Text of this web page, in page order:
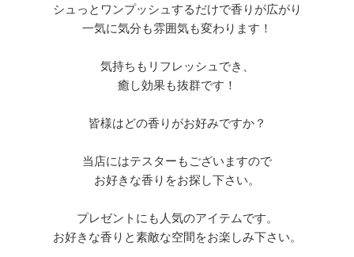
シュっとワンプッシュするだけで香りが広がり
一気に気分も雰囲気も変わります！
気持ちもリフレッシュでき、
癒し効果も抜群です！
皆様はどの香りがお好みですか？
当店にはテスターもございますので
お好きな香りをお探し下さい。
プレゼントにも人気のアイテムです。
お好きな香りと素敵な空間をお楽しみ下さい。